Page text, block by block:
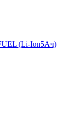
(Li-Ion5Ач)